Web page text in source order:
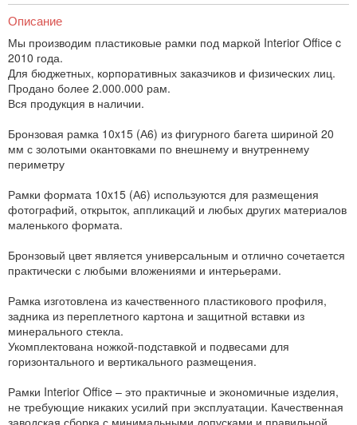
Описание
Мы производим пластиковые рамки под маркой Interior Office c
2010 года.
Для бюджетных, корпоративных заказчиков и физических лиц.
Продано более 2.000.000 рам.
Вся продукция в наличии.
Бронзовая рамка 10x15 (А6) из фигурного багета шириной 20
мм с золотыми окантовками по внешнему и внутреннему
периметру
Рамки формата 10x15 (А6) используются для размещения
фотографий, открыток, аппликаций и любых других материалов
маленького формата.
Бронзовый цвет является универсальным и отлично сочетается
практически с любыми вложениями и интерьерами.
Рамка изготовлена из качественного пластикового профиля,
задника из переплетного картона и защитной вставки из
минерального стекла.
Укомплектована ножкой-подставкой и подвесами для
горизонтального и вертикального размещения.
Рамки Interior Office – это практичные и экономичные изделия,
не требующие никаких усилий при эксплуатации. Качественная